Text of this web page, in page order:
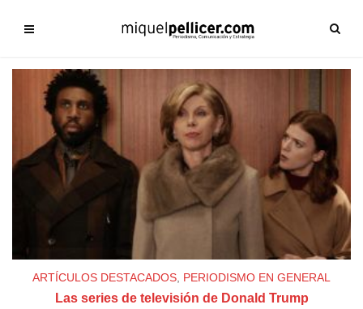
ARTÍCULOS DESTACADOS, PERIODISMO EN GENERAL
Las series de televisión de Donald Trump